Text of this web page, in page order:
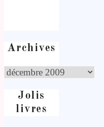
Archives
Jolis
livres